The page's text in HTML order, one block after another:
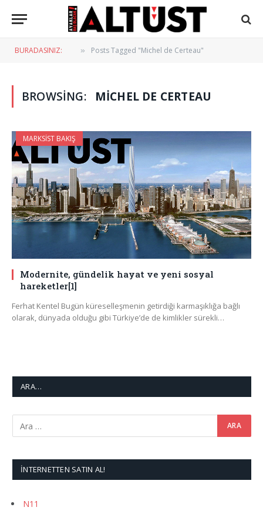
BURADASINIZ: » Posts Tagged "Michel de Certeau"
BROWSING: MICHEL DE CERTEAU
MARKSIST BAKIŞ
Modernite, gündelik hayat ve yeni sosyal
hareketler[1]
Ferhat Kentel Bugün küreselleşmenin getirdiği karmaşıklığa bağlı
olarak, dünyada olduğu gibi Türkiye’de de kimlikler sürekli…
ARA…
İNTERNETTEN SATIN AL!
N11